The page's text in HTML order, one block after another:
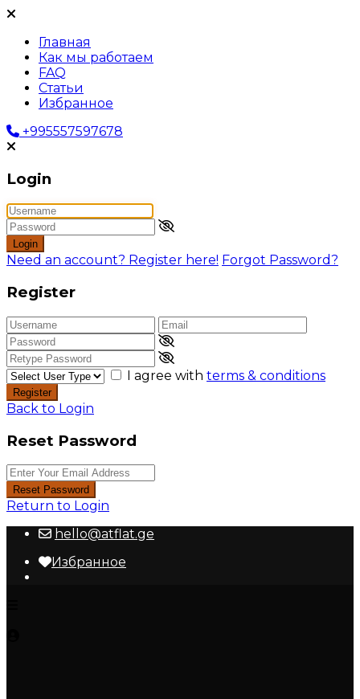
Главная
Как мы работаем
FAQ
Статьи
Избранное
+995557597678
Login
Login
Need an account? Register here! Forgot Password?
Register
I agree with terms & conditions
Register
Back to Login
Reset Password
Reset Password
Return to Login
hello@atflat.ge
Избранное